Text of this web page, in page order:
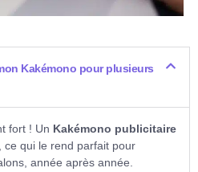
Kakémono pour plusieurs
fort ! Un Kakémono publicitaire
, ce qui le rend parfait pour
année après année.